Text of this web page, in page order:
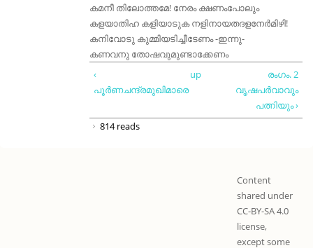
കമനീ തിലോത്തമേ! നേരം ക്ഷണംപോലും
കളയാതിഹ കളിയാടുക നളിനായതദളനേര്‍മിഴി!
കനിവോടു കുമ്മിയടിച്ചീടേണം -ഇന്നു-
കണവനു തോഷവുമുണ്ടാക്കേണം
‹
പൂര്‍ണചന്ദ്രമുഖിമാരെ
up
രംഗം. 2
വൃഷപര്‍വാവും
പത്നിയും ›
814 reads
Content
shared under
CC-BY-SA 4.0
license,
except some